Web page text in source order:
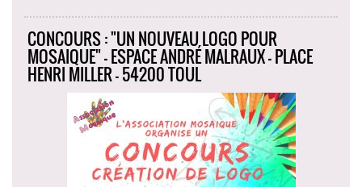
CONCOURS : "UN NOUVEAU LOGO POUR
MOSAIQUE" - ESPACE ANDRÉ MALRAUX - PLACE
HENRI MILLER - 54200 TOUL